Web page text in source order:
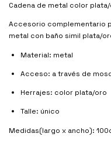
Cadena de metal color
Accesorio complementario
metal con baño simil plata/
Material: metal
Acceso: a través de
Herrajes: color plata/oro
Talle: único
Medidas(largo x ancho):